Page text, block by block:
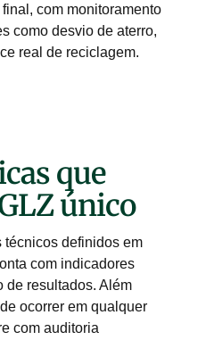
com monitoramento
como desvio de aterro,
real de reciclagem.
que
único
técnicos definidos em
com indicadores
de resultados. Além
ocorrer em qualquer
com auditoria